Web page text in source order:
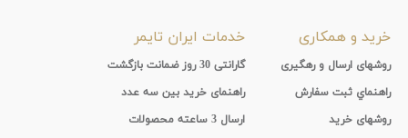
خرید و همکاری
روشهای ارسال و رهگیری
راهنماي ثبت سفارش
روشهای خرید
خدمات ایران تایمر
گارانتی 30 روز ضمانت بازگشت
راهنمای خرید بین سه عدد
ارسال 3 ساعته محصولات